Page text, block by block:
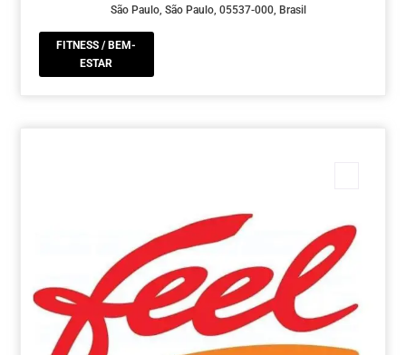
São Paulo, São Paulo, 05537-000, Brasil
FITNESS / BEM-
ESTAR